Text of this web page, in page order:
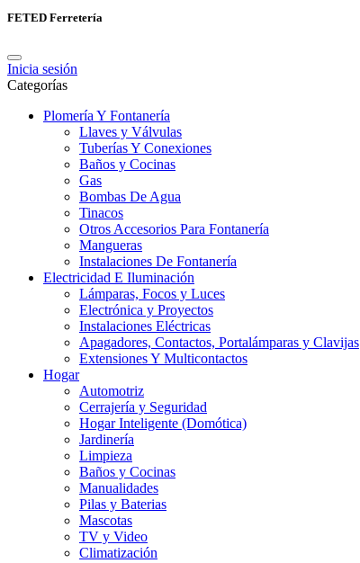
FETED Ferretería
Inicia sesión
Categorías
Plomería Y Fontanería
Llaves y Válvulas
Tuberías Y Conexiones
Baños y Cocinas
Gas
Bombas De Agua
Tinacos
Otros Accesorios Para Fontanería
Mangueras
Instalaciones De Fontanería
Electricidad E Iluminación
Lámparas, Focos y Luces
Electrónica y Proyectos
Instalaciones Eléctricas
Apagadores, Contactos, Portalámparas y Clavijas
Extensiones Y Multicontactos
Hogar
Automotriz
Cerrajería y Seguridad
Hogar Inteligente (Domótica)
Jardinería
Limpieza
Baños y Cocinas
Manualidades
Pilas y Baterias
Mascotas
TV y Video
Climatización